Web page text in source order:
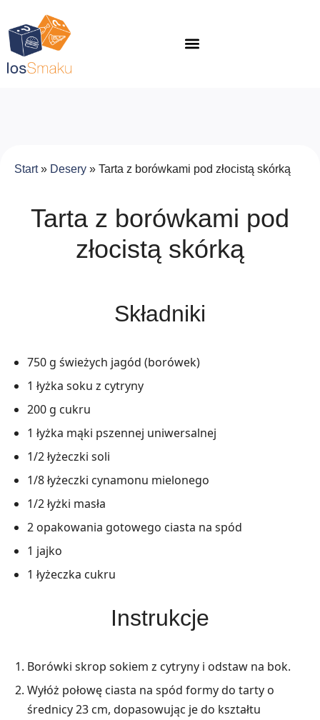
Start» Desery » Tarta z borówkami pod złocistą skórką
Tarta z borówkami pod
złocistą skórką
Składniki
750 g świeżych jagód (borówek)
1 łyżka soku z cytryny
200 g cukru
1 łyżka mąki pszennej uniwersalnej
1/2 łyżeczki soli
1/8 łyżeczki cynamonu mielonego
1/2 łyżki masła
2 opakowania gotowego ciasta na spód
1 jajko
1 łyżeczka cukru
Instrukcje
Borówki skrop sokiem z cytryny i odstaw na bok.
Wyłóż połowę ciasta na spód formy do tarty o
średnicy 23 cm, dopasowując je do kształtu